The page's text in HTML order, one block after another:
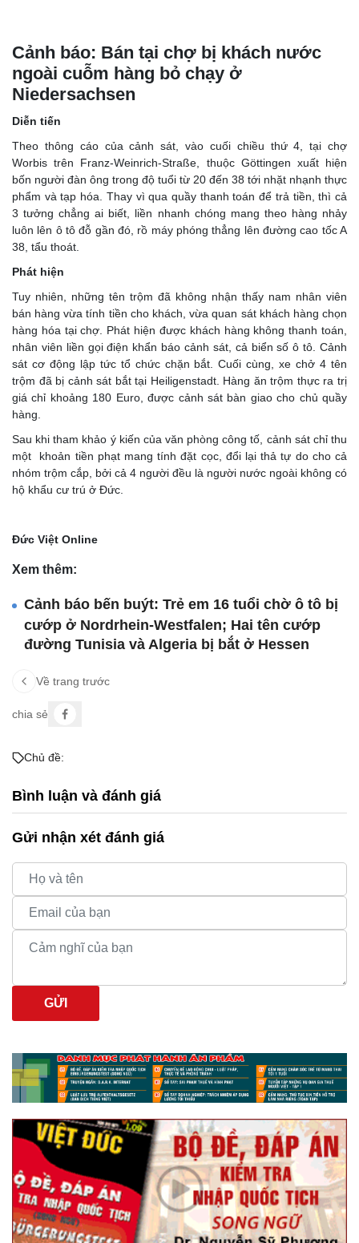
Cảnh báo: Bán tại chợ bị khách nước
ngoài cuỗm hàng bỏ chạy ở
Niedersachsen
Diễn tiến
Theo thông cáo của cảnh sát, vào cuối chiều thứ 4, tại chợ
Worbis trên Franz-Weinrich-Straße, thuộc Göttingen xuất hiện
bốn người đàn ông trong độ tuổi từ 20 đến 38 tới nhặt nhạnh thực
phẩm và tạp hóa. Thay vì qua quầy thanh toán để trả tiền, thì cả
3 tưởng chẳng ai biết, liền nhanh chóng mang theo hàng nhảy
luôn lên ô tô đỗ gần đó, rồ máy phóng thẳng lên đường cao tốc A
38, tẩu thoát.
Phát hiện
Tuy nhiên, những tên trộm đã không nhận thấy nam nhân viên
bán hàng vừa tính tiền cho khách, vừa quan sát khách hàng chọn
hàng hóa tại chợ. Phát hiện được khách hàng không thanh toán,
nhân viên liền gọi điện khẩn báo cảnh sát, cả biển số ô tô. Cảnh
sát cơ động lập tức tổ chức chặn bắt. Cuối cùng, xe chở 4 tên
trộm đã bị cảnh sát bắt tại Heiligenstadt. Hàng ăn trộm thực ra trị
giá chỉ khoảng 180 Euro, được cảnh sát bàn giao cho chủ quầy
hàng.
Sau khi tham khảo ý kiến của văn phòng công tố, cảnh sát chỉ thu
một khoản tiền phạt mang tính đặt cọc, đổi lại thả tự do cho cả
nhóm trộm cắp, bởi cả 4 người đều là người nước ngoài không có
hộ khẩu cư trú ở Đức.
Đức Việt Online
Xem thêm:
Cảnh báo bến buýt: Trẻ em 16 tuổi chờ ô tô bị
cướp ở Nordrhein-Westfalen; Hai tên cướp
đường Tunisia và Algeria bị bắt ở Hessen
Về trang trước
chia sẻ
Chủ đề:
Bình luận và đánh giá
Gửi nhận xét đánh giá
GỬI